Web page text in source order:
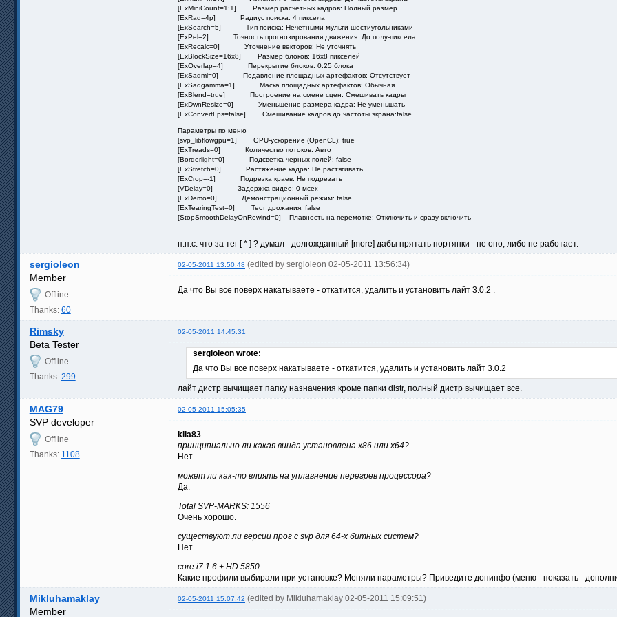
[ExMiniCount=1:1] Размер расчетных кадров: Полный размер
[ExRad=4p] Радиус поиска: 4 пиксела
[ExSearch=5] Тип поиска: Нечетными мульти-шестиугольниками
[ExPel=2] Точность прогнозирования движения: До полу-пиксела
[ExRecalc=0] Уточнение векторов: Не уточнять
[ExBlockSize=16x8] Размер блоков: 16x8 пикселей
[ExOverlap=4] Перекрытие блоков: 0.25 блока
[ExSadml=0] Подавление площадных артефактов: Отсутствует
[ExSadgamma=1] Маска площадных артефактов: Обычная
[ExBlend=true] Построение на смене сцен: Смешивать кадры
[ExDwnResize=0] Уменьшение размера кадра: Не уменьшать
[ExConvertFps=false] Смешивание кадров до частоты экрана:false
Параметры по меню
[svp_libflowgpu=1] GPU-ускорение (OpenCL): true
[ExTreads=0] Количество потоков: Авто
[Borderlight=0] Подсветка черных полей: false
[ExStretch=0] Растяжение кадра: Не растягивать
[ExCrop=-1] Подрезка краев: Не подрезать
[VDelay=0] Задержка видео: 0 мсек
[ExDemo=0] Демонстрационный режим: false
[ExTearingTest=0] Тест дрожания: false
[StopSmoothDelayOnRewind=0] Плавность на перемотке: Отключить и сразу включить
п.п.с. что за тег [ * ] ? думал - долгожданный [more] дабы прятать портянки - не оно, либо не работает.
sergioleon 02-05-2011 13:50:48 (edited by sergioleon 02-05-2011 13:56:34)
Member
Offline
Thanks: 60
Да что Вы все поверх накатываете - откатится, удалить и установить лайт 3.0.2 .
Rimsky 02-05-2011 14:45:31
Beta Tester
Offline
Thanks: 299
sergioleon wrote:
Да что Вы все поверх накатываете - откатится, удалить и установить лайт 3.0.2
лайт дистр вычищает папку назначения кроме папки distr, полный дистр вычищает все.
MAG79 02-05-2011 15:05:35
SVP developer
Offline
Thanks: 1108
kila83
принципиально ли какая винда установлена х86 или х64?
Нет.
может ли как-то влиять на уплавнение перегрев процессора?
Да.
Total SVP-MARKS: 1556
Очень хорошо.
существуют ли версии прог с svp для 64-х битных систем?
Нет.
core i7 1.6 + HD 5850
Какие профили выбирали при установке? Меняли параметры? Приведите допинфо (меню - показать -
Mikluhamaklay 02-05-2011 15:07:42 (edited by Mikluhamaklay 02-05-2011 15:09:51)
Member